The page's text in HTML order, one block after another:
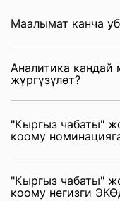
Маалымат канча
Аналитика кандай
жүргүзүлөт?
"Кыргыз чабаты"
коому
"Кыргыз чабаты"
коому негизги